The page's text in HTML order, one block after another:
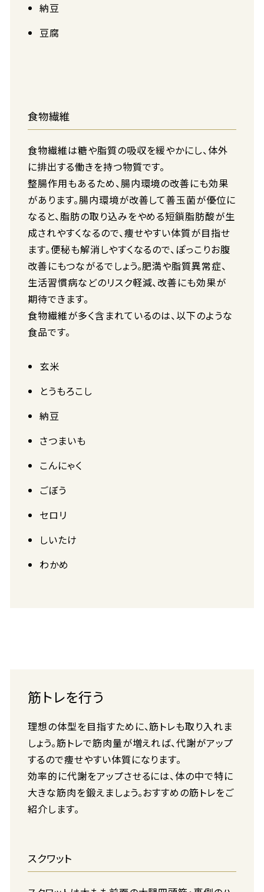
納豆
豆腐
食物繊維
食物繊維は糖や脂質の吸収を緩やかにし、体外
に排出する働きを持つ物質です。
整腸作用もあるため、腸内環境の改善にも効果
があります。腸内環境が改善して善玉菌が優位に
なると、脂肪の取り込みをやめる短鎖脂肪酸が生
成されやすくなるので、痩せやすい体質が目指せ
ます。便秘も解消しやすくなるので、ぽっこりお腹
改善にもつながるでしょう。肥満や脂質異常症、
生活習慣病などのリスク軽減、改善にも効果が
期待できます。
食物繊維が多く含まれているのは、以下のような
食品です。
玄米
とうもろこし
納豆
さつまいも
こんにゃく
ごぼう
セロリ
しいたけ
わかめ
筋トレを行う
理想の体型を目指すために、筋トレも取り入れま
しょう。筋トレで筋肉量が増えれば、代謝がアップ
するので痩せやすい体質になります。
効率的に代謝をアップさせるには、体の中で特に
大きな筋肉を鍛えましょう。おすすめの筋トレをご
紹介します。
スクワット